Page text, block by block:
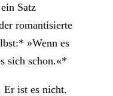
Satz
romantisierte
»Wenn es
sich schon.«*
Er ist es nicht.